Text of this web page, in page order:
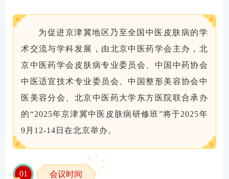
为促进京津冀地区乃至全国中医皮肤病的学
术交流与学科发展，由北京中医药学会主办，北
京中医药学会皮肤病专业委员会、中国中药协会
中医适宜技术专业委员会、中国整形美容协会中
医美容分会、北京中医药大学东方医院联合承办
的“2025年京津冀中医皮肤病研修班”将于2025年
9月12-14日在北京举办。
01 会议时间